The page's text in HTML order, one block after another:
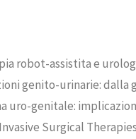
robot-assistita e
genito-urinarie: dalla
uro-genitale:
Surgical